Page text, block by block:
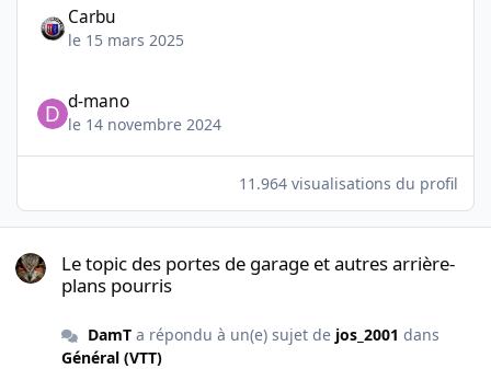
Carbu
le 15 mars 2025
d-mano
le 14 novembre 2024
11.964 visualisations du profil
Le topic des portes de garage et autres arrière-
plans pourris
DamTa répondu à un(e) sujet de jos_2001 dans
Général (VTT)